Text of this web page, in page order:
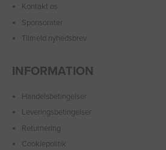
Kontakt os
Sponsorater
Tilmeld nyhedsbrev
INFORMATION
Handelsbetingelser
Leveringsbetingelser
Returnering
Cookiepolitik